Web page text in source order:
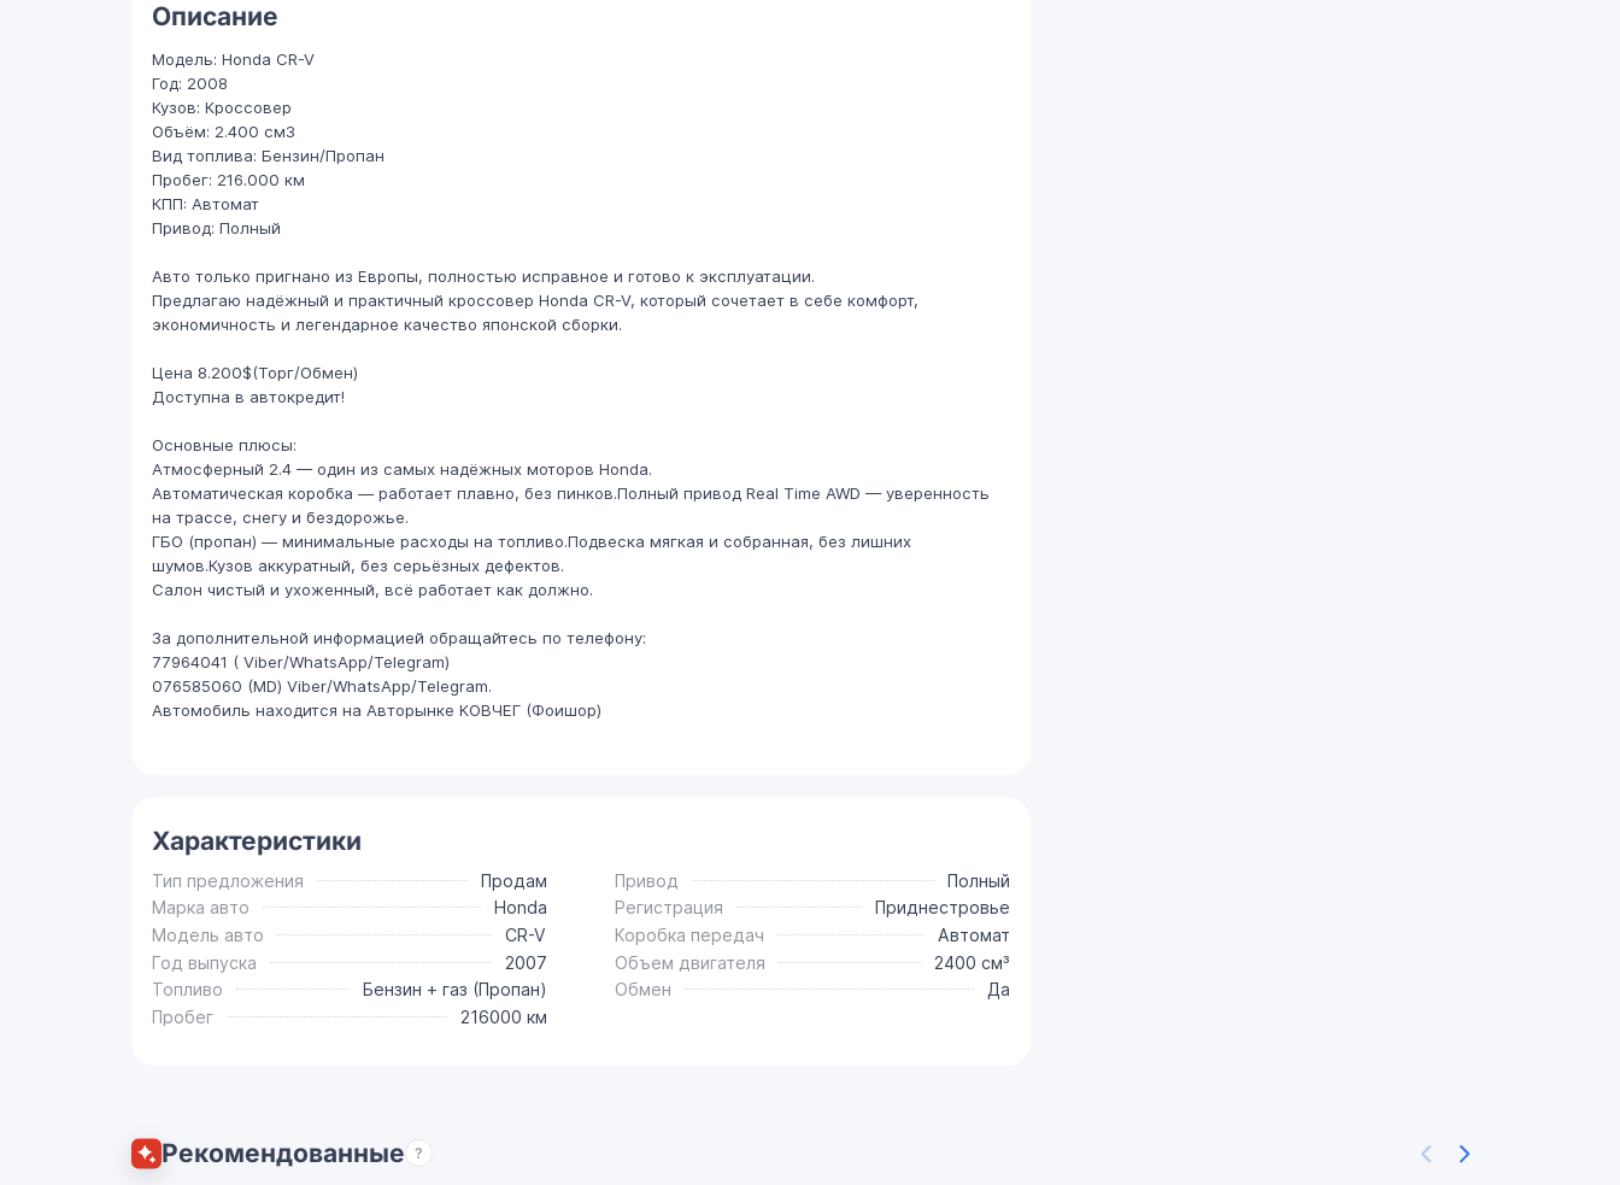
Описание
Модель: Honda CR-V
Год: 2008
Кузов: Кроссовер
Объём: 2.400 см3
Вид топлива: Бензин/Пропан
Пробег: 216.000 км
КПП: Автомат
Привод: Полный
Авто только пригнано из Европы, полностью исправное и готово к эксплуатации.
Предлагаю надёжный и практичный кроссовер Honda CR-V, который сочетает в себе комфорт,
экономичность и легендарное качество японской сборки.
Цена 8.200$(Торг/Обмен)
Доступна в автокредит!
Основные плюсы:
Атмосферный 2.4 — один из самых надёжных моторов Honda.
Автоматическая коробка — работает плавно, без пинков.Полный привод Real Time AWD — уверенность
на трассе, снегу и бездорожье.
ГБО (пропан) — минимальные расходы на топливо.Подвеска мягкая и собранная, без лишних
шумов.Кузов аккуратный, без серьёзных дефектов.
Салон чистый и ухоженный, всё работает как должно.
За дополнительной информацией обращайтесь по телефону:
77964041 ( Viber/WhatsApp/Telegram)
076585060 (МD) Viber/WhatsApp/Telegram.
Автомобиль находится на Авторынке КОВЧЕГ (Фоишор)
Характеристики
Тип предложения
Продам
Марка авто
Honda
Модель авто
CR-V
Год выпуска
2007
Топливо
Бензин + газ (Пропан)
Пробег
216000 км
Привод
Полный
Регистрация
Приднестровье
Коробка передач
Автомат
Объем двигателя
2400 см³
Обмен
Да
Рекомендованные ?